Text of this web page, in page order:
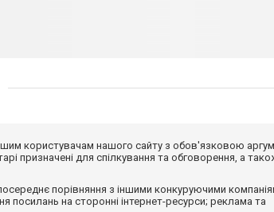
користувачам нашого сайту з обов'язковою
призначені для спілкування та обговорення, а
порівняння з іншими конкуруючими
посилань на сторонні інтернет-ресурси; реклама та